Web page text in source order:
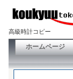
高級時計コピー
ホームページ